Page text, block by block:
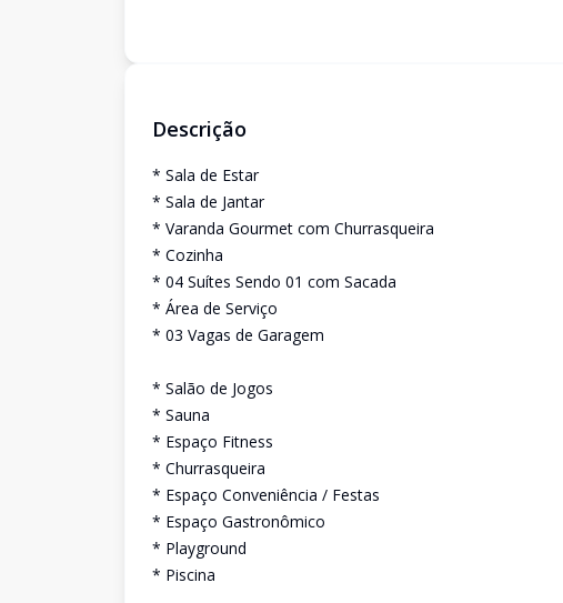
Descrição
* Sala de Estar
* Sala de Jantar
* Varanda Gourmet com Churrasqueira
* Cozinha
* 04 Suítes Sendo 01 com Sacada
* Área de Serviço
* 03 Vagas de Garagem
* Salão de Jogos
* Sauna
* Espaço Fitness
* Churrasqueira
* Espaço Conveniência / Festas
* Espaço Gastronômico
* Playground
* Piscina